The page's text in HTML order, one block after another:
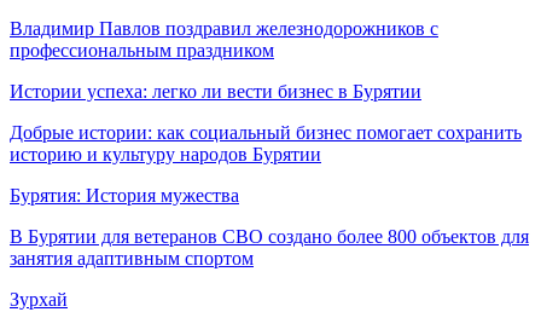
Владимир Павлов поздравил железнодорожников с
профессиональным праздником
Истории успеха: легко ли вести бизнес в Бурятии
Добрые истории: как социальный бизнес помогает сохранить
историю и культуру народов Бурятии
Бурятия: История мужества
В Бурятии для ветеранов СВО создано более 800 объектов для
занятия адаптивным спортом
Зурхай